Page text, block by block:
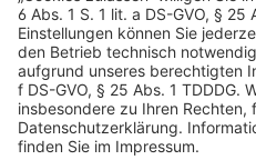
AGB Datenschutz
Sicherheitshinweis